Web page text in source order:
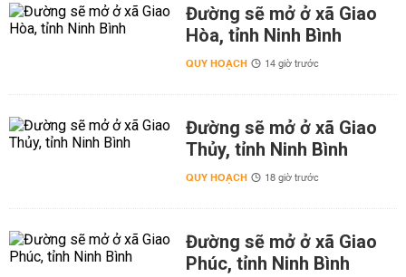
Đường sẽ mở ở xã Giao
Hòa, tỉnh Ninh Bình
QUY HOẠCH 14 giờ trước
Đường sẽ mở ở xã Giao
Thủy, tỉnh Ninh Bình
QUY HOẠCH 18 giờ trước
Đường sẽ mở ở xã Giao
Phúc, tỉnh Ninh Bình